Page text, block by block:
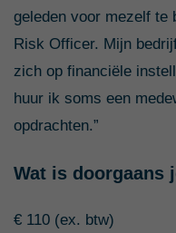
geleden voor mezelf te
Risk Officer. Mijn
zich op financiële
huur ik soms een
opdrachten.”
Wat is doorgaans
€ 110 (ex. btw)